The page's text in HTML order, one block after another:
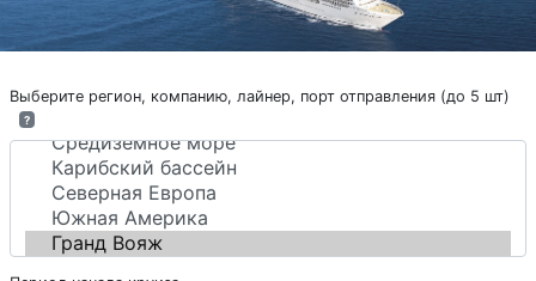
Выберите регион, компанию, лайнер, порт отправления (до 5 шт)
?